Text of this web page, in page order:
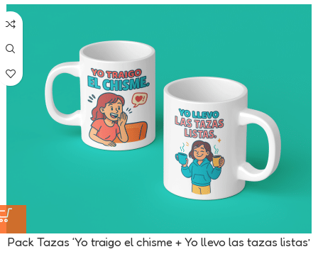
Pack Tazas ‘Yo traigo el chisme + Yo llevo las tazas listas’